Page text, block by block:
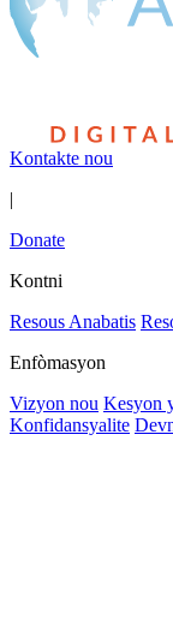
Kontakte nou
|
Donate
Kontni
Resous Anabatis
Enfòmasyon
Vizyon nou Kesyon
Konfidansyalite